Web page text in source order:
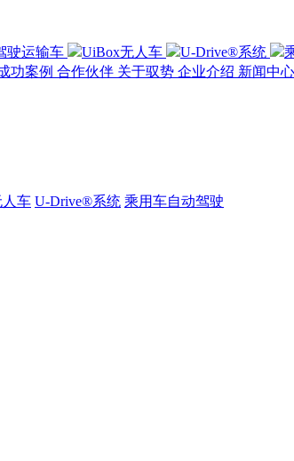
驶运输车 UiBox无人车 U-Drive®系统
功案例 合作伙伴 关于驭势 企业介绍 新闻中心
车 U-Drive®系统 乘用车自动驾驶